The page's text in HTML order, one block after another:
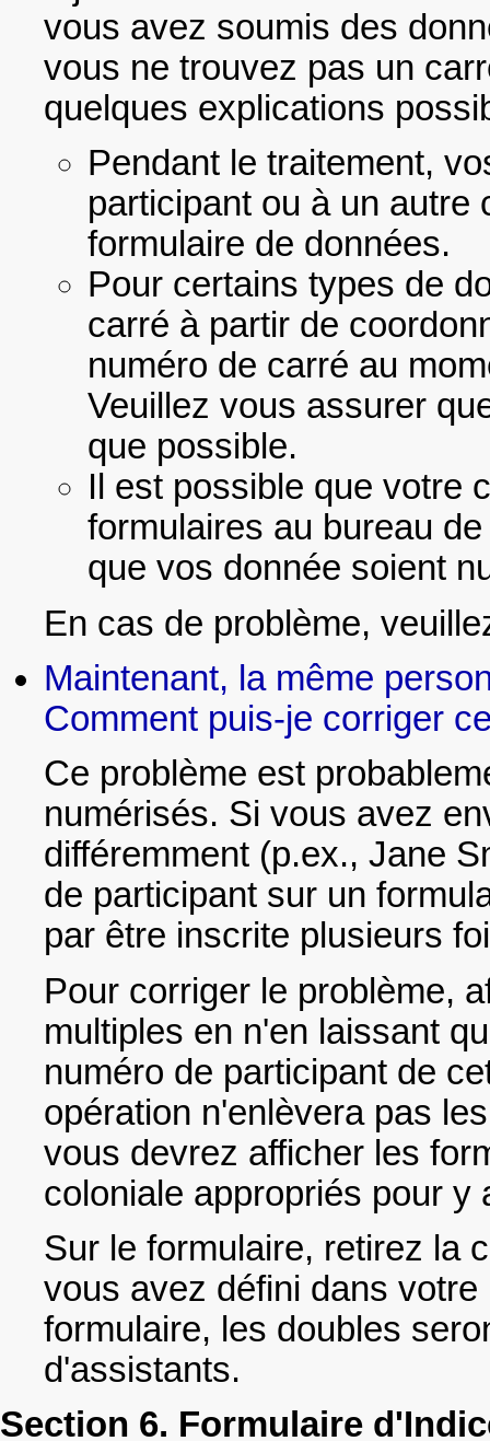
vous avez soumis des
vous ne trouvez pas un
quelques explications
Pendant le traitement,
participant ou à un autre
formulaire de données.
Pour certains types de
carré à partir de
numéro de carré au
Veuillez vous assurer
que possible.
Il est possible que votre
formulaires au bureau
que vos donnée soient
En cas de problème,
Maintenant, la même
Comment puis-je corriger
Ce problème est
numérisés. Si vous avez
différemment (p.ex., Jane
de participant sur un
par être inscrite plusieurs
Pour corriger le problème,
multiples en n'en laissant
numéro de participant de
opération n'enlèvera pas
vous devrez afficher les
coloniale appropriés pour
Sur le formulaire, retirez la
vous avez défini dans
formulaire, les doubles
d'assistants.
Section 6. Formulaire